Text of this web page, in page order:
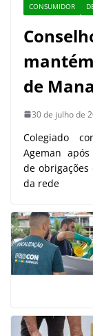
CONSUMIDOR
de
30 de julho de
Colegiado
Ageman
de
da rede